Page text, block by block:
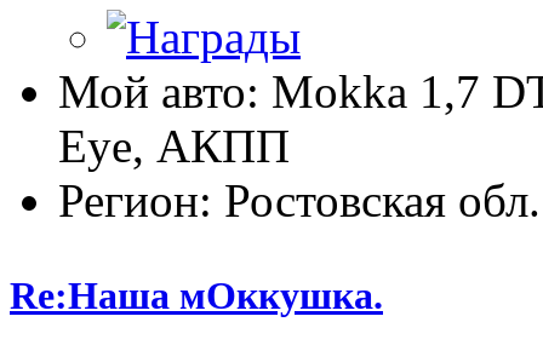
Мой авто: Mokka 1,7
Eye, АКПП
Регион: Ростовская обл.
Re:Наша мОккушка.